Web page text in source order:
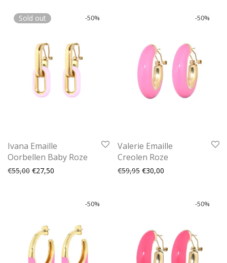
-50%
Sold out
Ivana Emaille
Oorbellen Baby Roze
€55,00 Oorspronkelijke prijs was: €55,00.
€27,50 Huidige prijs is: €27,50.
-50%
Valerie Emaille
Creolen Roze
€59,95 Oorspronkelijke prijs
€30,00
-50% -50%